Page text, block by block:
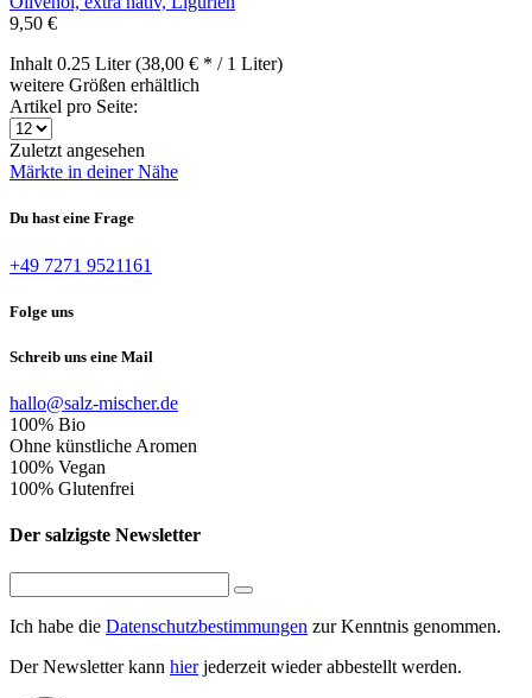
9,50 €
Inhalt 0.25 Liter(38,00 € * / 1 Liter)
weitere Größen erhältlich
Artikel pro Seite:
Zuletzt angesehen
Märkte in deiner Nähe
Du hast eine Frage
+49 7271 9521161
Folge uns
Schreib uns eine Mail
hallo@salz-mischer.de
100% Bio
Ohne künstliche Aromen
100% Vegan
100% Glutenfrei
Der salzigste Newsletter
Ich habe die Datenschutzbestimmungen zur Kenntnis genommen.
Der Newsletter kann hierjederzeit wieder abbestellt werden.